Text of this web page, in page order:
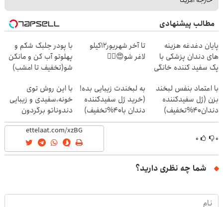
مطالب پیشنهادی
پایان دغدغه هزینه
های دندان پزشکی با
پک سفید کننده خانگی
تا آخر شهریور12کیلو
لاغر شو😍👌🏻
با پودر جلبک شکم و
پهلوتو آب کن و مانکن
شو(تخفیف تا امشب)
با اعتماد بنفس لبخند
بزن (ژل سفیدکننده
دندان40%تخفیف)
به لبخندت زیبایی بده!
(خرید ژل سفیدکننده
دندان با40%تخفیف)
با این روش توی
خونه،سفیدی و زیبایی
دندوناتو برگردون
(40%off)
۰ ۰
شما چه نظری دارید؟